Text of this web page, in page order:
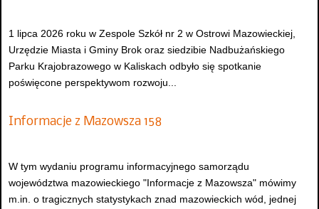
1 lipca 2026 roku w Zespole Szkół nr 2 w Ostrowi Mazowieckiej,
Urzędzie Miasta i Gminy Brok oraz siedzibie Nadbużańskiego
Parku Krajobrazowego w Kaliskach odbyło się spotkanie
poświęcone perspektywom rozwoju...
Informacje z Mazowsza 158
W tym wydaniu programu informacyjnego samorządu
województwa mazowieckiego "Informacje z Mazowsza" mówimy
m.in. o tragicznych statystykach znad mazowieckich wód, jednej